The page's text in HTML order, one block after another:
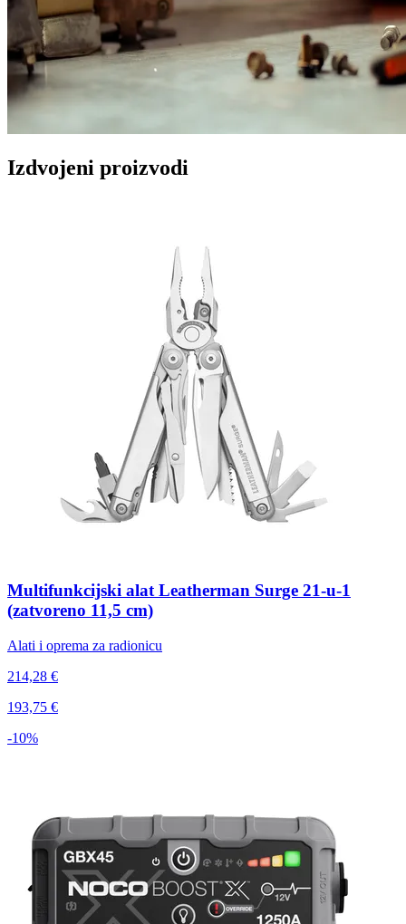
Izdvojeni proizvodi
Multifunkcijski alat Leatherman Surge 21-u-1
(zatvoreno 11,5 cm)
Alati i oprema za radionicu
214,28 €
193,75 €
-10%